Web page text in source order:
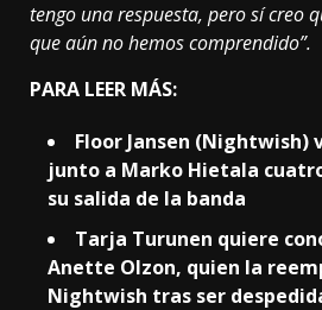
tengo una respuesta, pero sí creo
que aún no hemos comprendido”.
PARA LEER MÁS:
Floor Jansen (Nightwish)
junto a Marko Hietala
su salida de la banda
Tarja Turunen quiere
Anette Olzon, quien la
Nightwish tras ser